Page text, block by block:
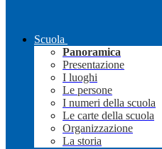
Scuola
Panoramica
Presentazione
I luoghi
Le persone
I numeri della scuola
Le carte della scuola
Organizzazione
La storia